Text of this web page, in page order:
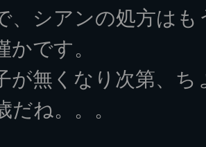
、シアンの処方は
かです。
が無くなり次第、
だね。。。